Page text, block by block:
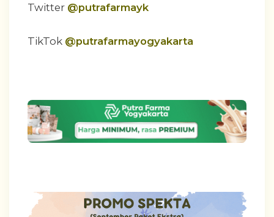
Twitter @putrafarmayk
TikTok @putrafarmayogyakarta